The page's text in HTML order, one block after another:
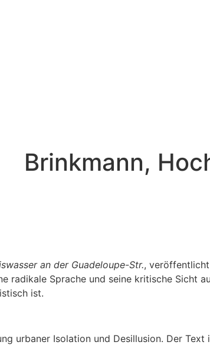
Brinkmann,
an der Guadeloupe-Str.,
radikale Sprache und seine kritische Sicht
ist.
urbaner Isolation und Desillusion. Der